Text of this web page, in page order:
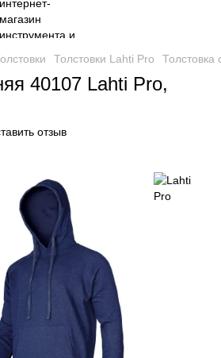
Толстовки Lahti Pro
40107 Lahti Pro,
отзыв